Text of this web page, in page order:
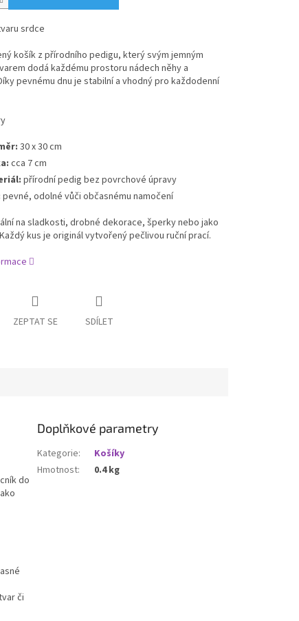
srdce
košík z přírodního pedigu, který svým jemným
dodá každému prostoru nádech něhy a
pevnému dnu je stabilní a vhodný pro každodenní
30 x 30 cm
cca 7 cm
přírodní pedig bez povrchové úpravy
pevné, odolné vůči občasnému namočení
na sladkosti, drobné dekorace, šperky nebo jako
kus je originál vytvořený pečlivou ruční prací.
ZEPTAT SE SDÍLET
do
či
Doplňkové parametry
Kategorie:
Košíky
Hmotnost: 0.4 kg